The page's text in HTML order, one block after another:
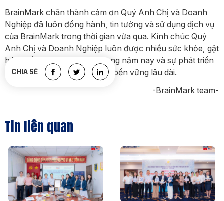
BrainMark chân thành cảm ơn Quý Anh Chị và Doanh
Nghiệp đã luôn đồng hành, tin tưởng và sử dụng dịch vụ
của BrainMark trong thời gian vừa qua. Kính chúc Quý
Anh Chị và Doanh Nghiệp luôn được nhiều sức khỏe, gặt
hái nhiều thành công lớn trong năm nay và sự phát triển
của Quý Doanh Nghiệp luôn bền vững lâu dài.
-BrainMark team-
CHIA SẺ
Tin liên quan